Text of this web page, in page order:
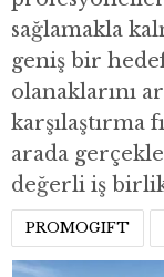
sağlamakla
geniş bir
olanaklarını
karşılaştırma
arada
değerli iş
PROMOGIFT